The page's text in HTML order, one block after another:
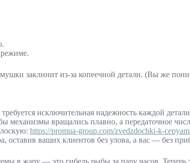
заклинит из-за копеечной детали. (Вы же
исключительная надежность каждой
вращались плавно, а передаточное
https://promua-group.com/zvedzdochki-k-
оставив ваших клиентов без улова, а вас — без
в жару — это гибель рыбы за пару часов. Теперь